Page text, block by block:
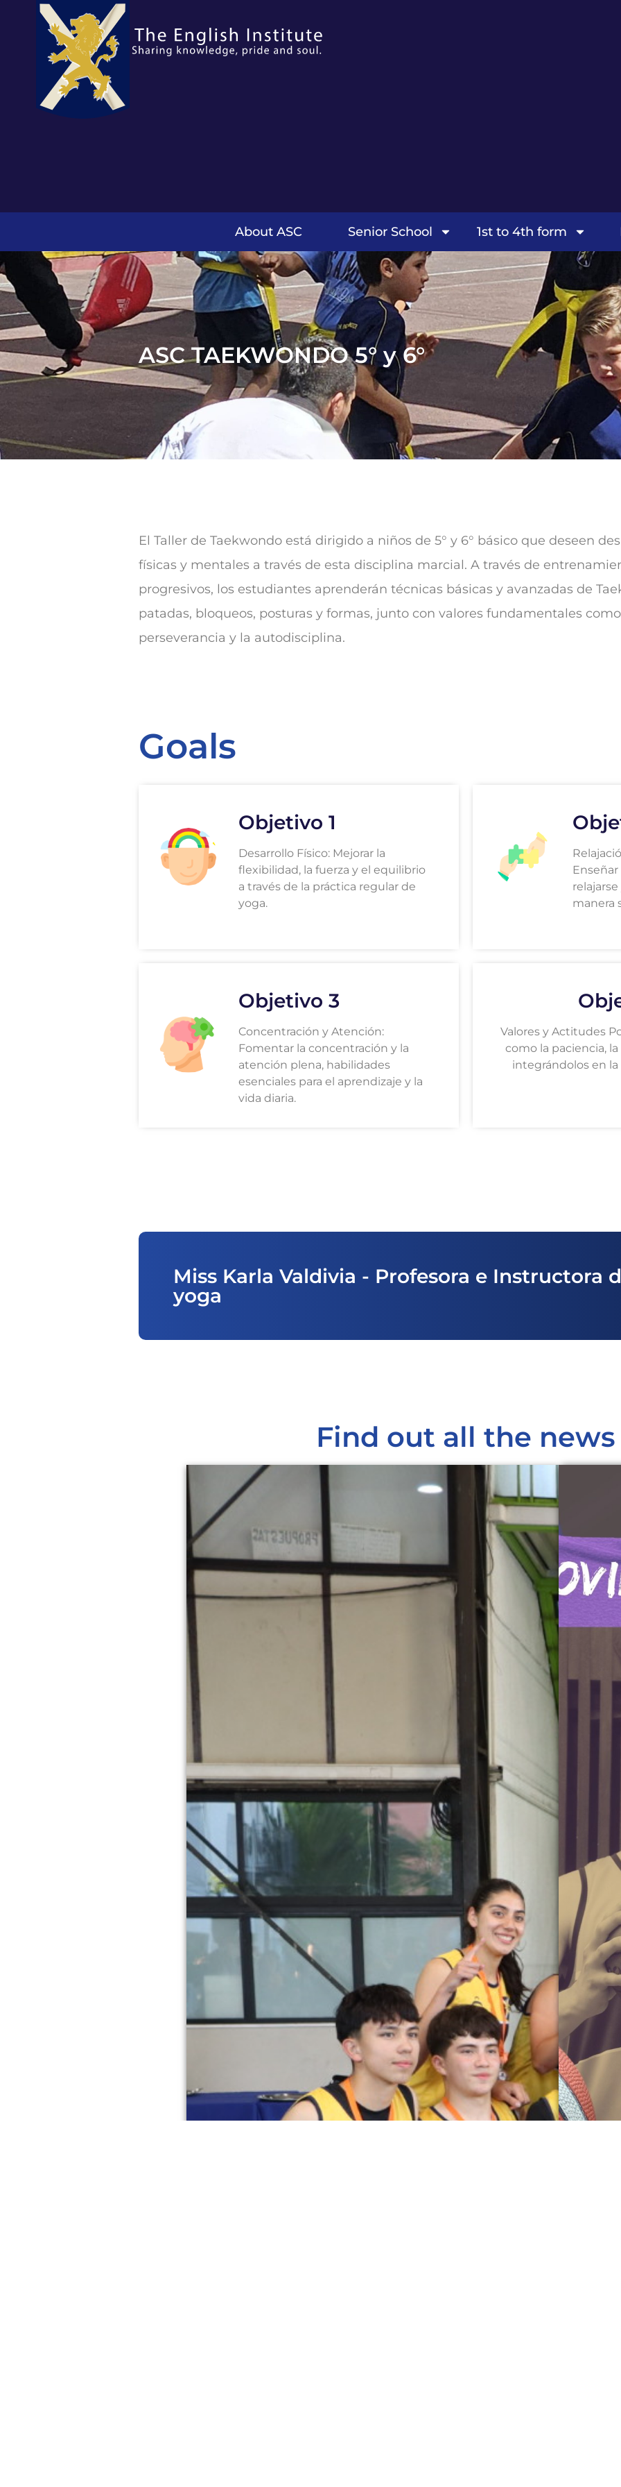
About ASC Senior School 1st to 4th form
ASC TAEKWONDO 5° y 6°
El Taller de Taekwondo está dirigido a niños de 5° y 6° básico que deseen
físicas y mentales a través de esta disciplina marcial. A través de
progresivos, los estudiantes aprenderán técnicas básicas y avanzadas de
patadas, bloqueos, posturas y formas, junto con valores fundamentales
perseverancia y la autodisciplina.
Goals
Objetivo 1
Desarrollo Físico: Mejorar la
flexibilidad, la fuerza y el equilibrio
a través de la práctica regular de
yoga.
manera
Objetivo 3
Concentración y Atención:
Fomentar la concentración y la
atención plena, habilidades
esenciales para el aprendizaje y la
vida diaria.
Valores y Actitudes
como la paciencia,
integrándolos en la
Miss Karla Valdivia - Profesora e Instructora
yoga
Find out all the news